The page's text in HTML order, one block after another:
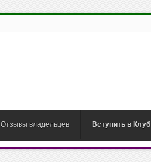
Отзывы владельцев Вступить в Клуб